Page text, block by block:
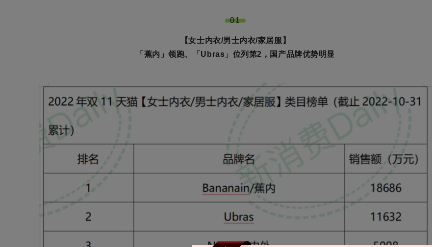
01
【女士内衣/男士内衣/家居服】
「蕉内」领跑、「Ubras」位列第2，国产品牌优势明显